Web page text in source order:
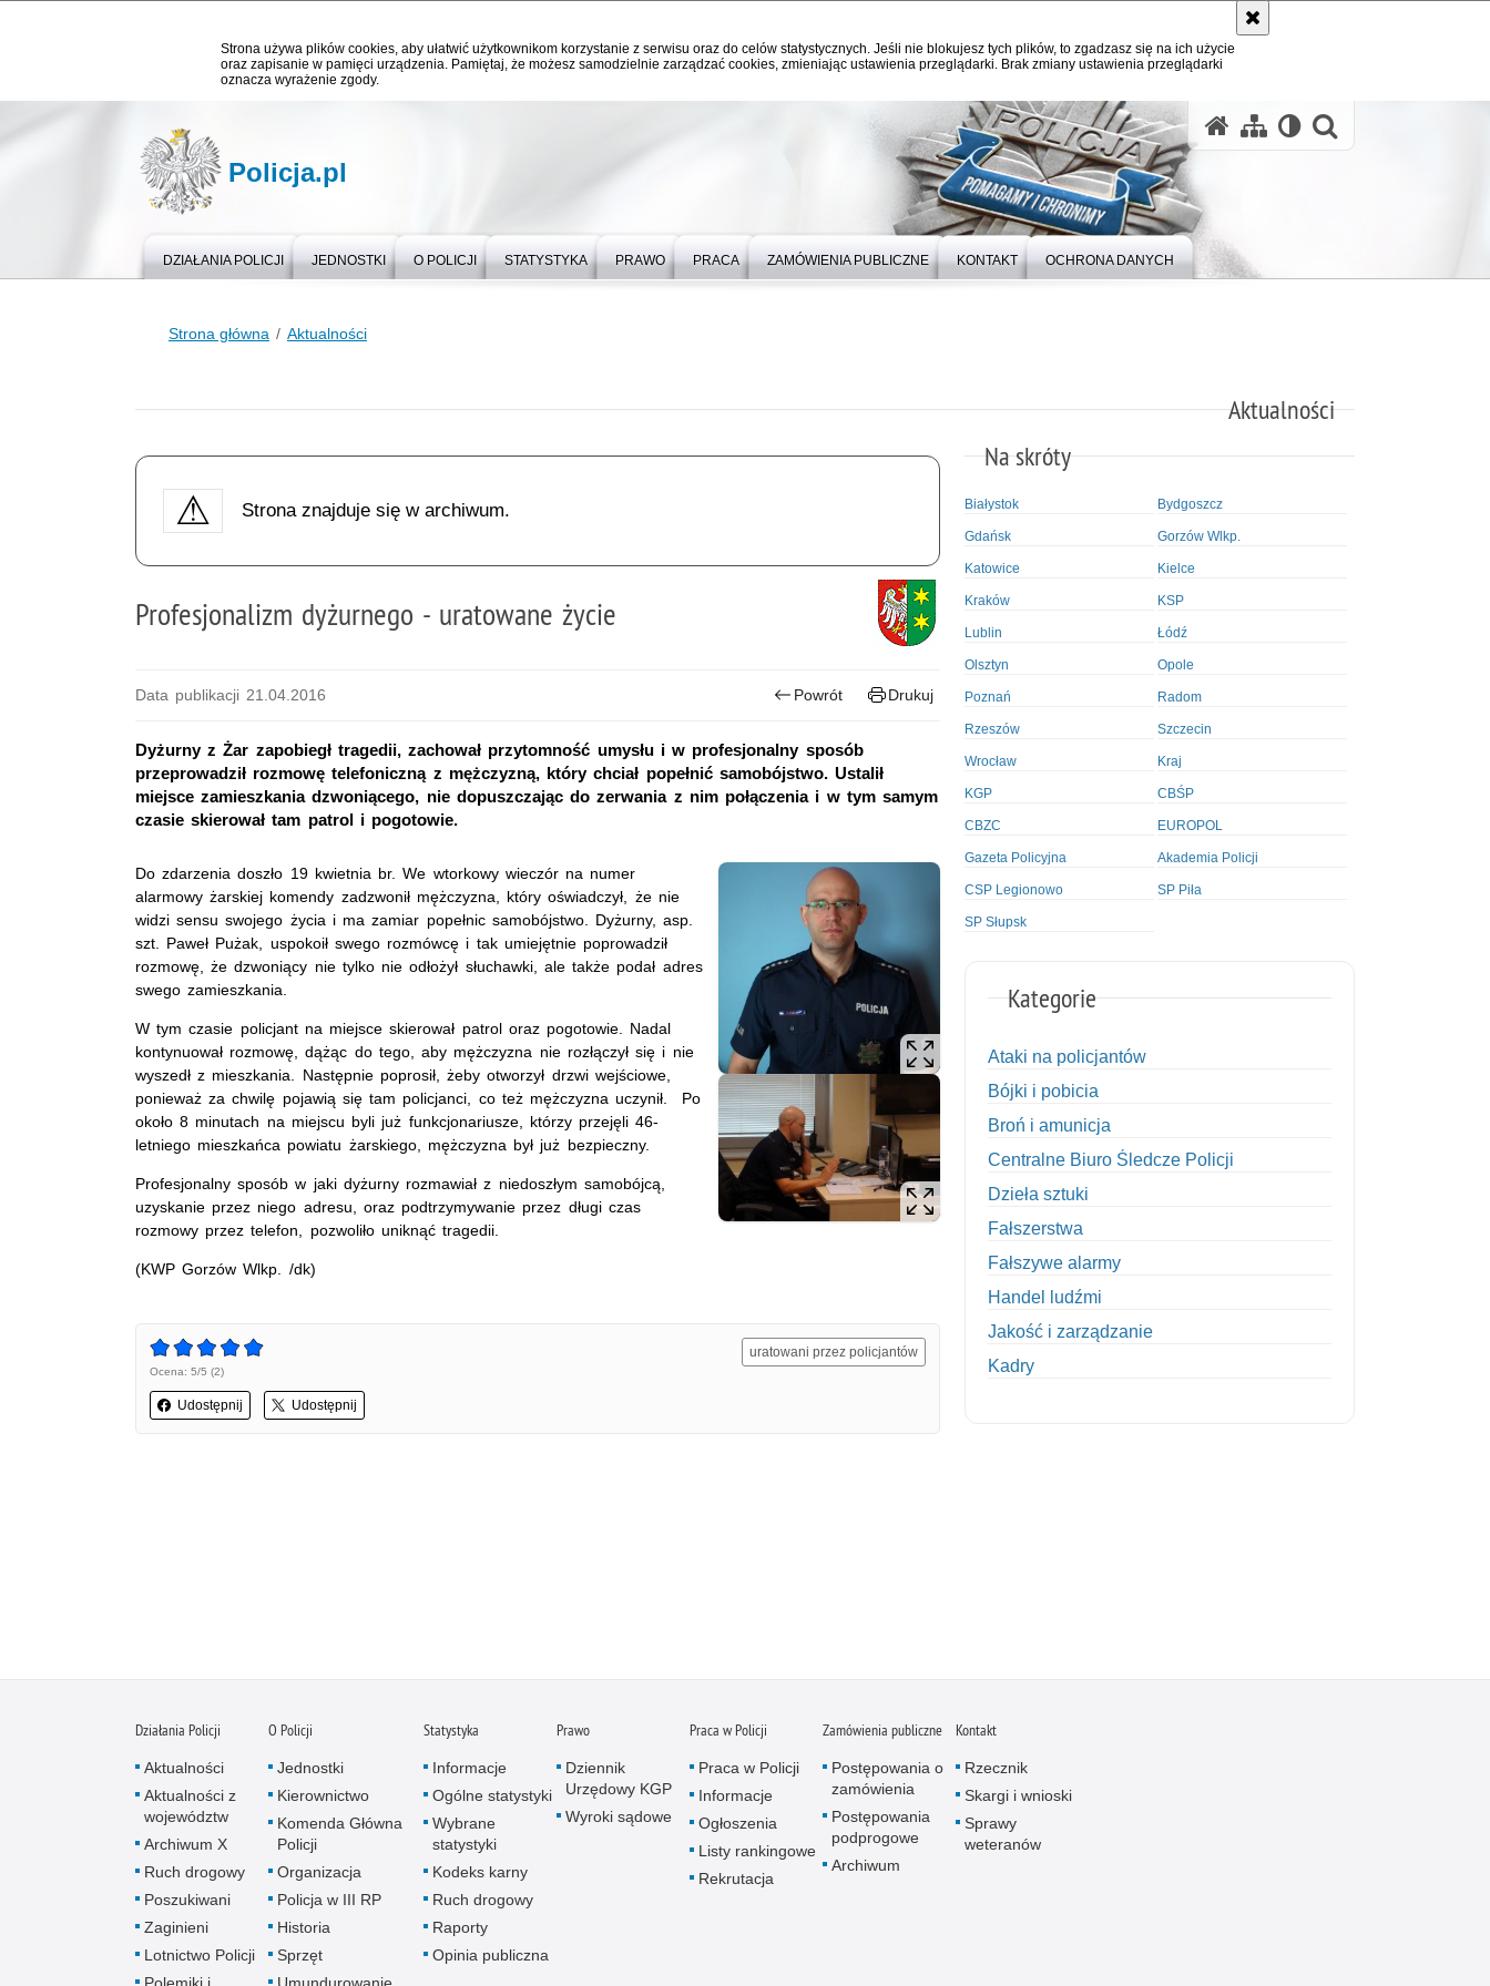
Strona używa plików cookies, aby ułatwić użytkownikom korzystanie z serwisu oraz do celów statystycznych. Jeśli nie blokujesz tych plików, to zgadzasz się na ich użycie
oraz zapisanie w pamięci urządzenia. Pamiętaj, że możesz samodzielnie zarządzać cookies, zmieniając ustawienia przeglądarki. Brak zmiany ustawienia przeglądarki
oznacza wyrażenie zgody.
Policja.pl
DZIAŁANIA POLICJI JEDNOSTKI O POLICJI STATYSTYKA PRAWO PRACA ZAMÓWIENIA PUBLICZNE KONTAKT OCHRONA DANYCH
Strona główna Aktualności
Aktualności
Strona znajduje się w archiwum.
Profesjonalizm dyżurnego - uratowane życie
Data publikacji 21.04.2016 Powrót Drukuj
Dyżurny z Żar zapobiegł tragedii, zachował przytomność umysłu i w profesjonalny sposób
przeprowadził rozmowę telefoniczną z mężczyzną, który chciał popełnić samobójstwo. Ustalił
miejsce zamieszkania dzwoniącego, nie dopuszczając do zerwania z nim połączenia i w tym samym
czasie skierował tam patrol i pogotowie.
Do zdarzenia doszło 19 kwietnia br. We wtorkowy wieczór na numer
alarmowy żarskiej komendy zadzwonił mężczyzna, który oświadczył, że nie
widzi sensu swojego życia i ma zamiar popełnic samobójstwo. Dyżurny, asp.
szt. Paweł Pużak, uspokoił swego rozmówcę i tak umiejętnie poprowadził
rozmowę, że dzwoniący nie tylko nie odłożył słuchawki, ale także podał adres
swego zamieszkania.
W tym czasie policjant na miejsce skierował patrol oraz pogotowie. Nadal
kontynuował rozmowę, dążąc do tego, aby mężczyzna nie rozłączył się i nie
wyszedł z mieszkania. Następnie poprosił, żeby otworzył drzwi wejściowe,
ponieważ za chwilę pojawią się tam policjanci, co też mężczyzna uczynił. Po
około 8 minutach na miejscu byli już funkcjonariusze, którzy przejęli 46-
letniego mieszkańca powiatu żarskiego, mężczyzna był już bezpieczny.
Profesjonalny sposób w jaki dyżurny rozmawiał z niedoszłym samobójcą,
uzyskanie przez niego adresu, oraz podtrzymywanie przez długi czas
rozmowy przez telefon, pozwoliło uniknąć tragedii.
(KWP Gorzów Wlkp. /dk)
Ocena: 5/5 (2)
Udostępnij Udostępnij
uratowani przez policjantów
Na skróty
Białystok Bydgoszcz
Gdańsk Gorzów Wlkp.
Katowice Kielce
Kraków KSP
Lublin Łódź
Olsztyn Opole
Poznań Radom
Rzeszów Szczecin
Wrocław Kraj
KGP CBŚP
CBZC EUROPOL
Gazeta Policyjna Akademia Policji
CSP Legionowo SP Piła
SP Słupsk
Kategorie
Ataki na policjantów
Bójki i pobicia
Broń i amunicja
Centralne Biuro Śledcze Policji
Dzieła sztuki
Fałszerstwa
Fałszywe alarmy
Handel ludźmi
Jakość i zarządzanie
Kadry
Nielegalny handel farmaceutykami
Nietrzeźwi opiekunowie
Działania Policji
Aktualności
Aktualności z
województw
Archiwum X
Ruch drogowy
Poszukiwani
Zaginieni
Lotnictwo Policji
O Policji
Jednostki
Kierownictwo
Komenda Główna
Policji
Organizacja
Policja w III RP
Historia
Sprzęt
Statystyka
Informacje
Ogólne statystyki
Wybrane
statystyki
Kodeks karny
Ruch drogowy
Raporty
Opinia publiczna
Prawo
Dziennik
Urzędowy KGP
Wyroki sądowe
Praca w Policji
Praca w Policji
Informacje
Ogłoszenia
Listy rankingowe
Rekrutacja
Zamówienia publiczne
Postępowania o
zamówienia
Postępowania
podprogowe
Archiwum
Kontakt
Rzecznik
Skargi i wnioski
Sprawy
weteranów